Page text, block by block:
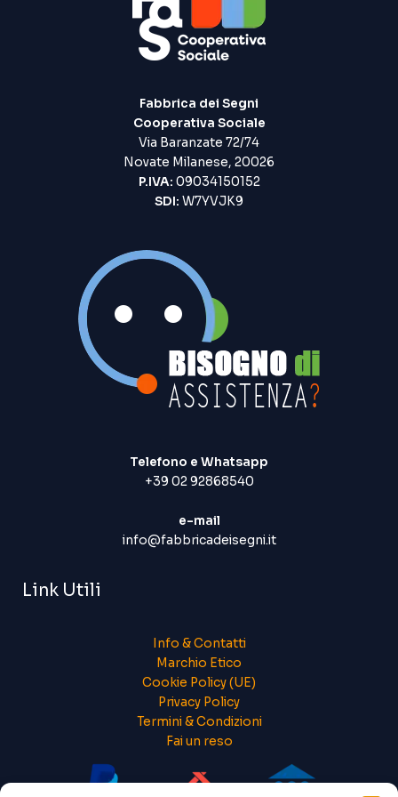
Fabbrica dei Segni
Cooperativa Sociale
Via Baranzate 72/74
Novate Milanese, 20026
P.IVA: 09034150152
SDI: W7YVJK9
Telefono e Whatsapp
+39 02 92868540
e-mail
info@fabbricadeisegni.it
Link Utili
Info & Contatti
Marchio Etico
Cookie Policy (UE)
Privacy Policy
Termini & Condizioni
Fai un reso